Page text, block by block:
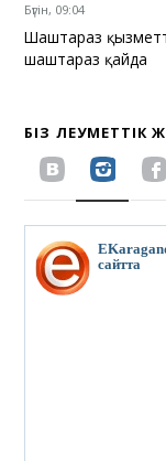
Бүгін, 09:04
Шаштараз
шаштараз қайда
БІЗ ӘЛЕУМЕТТІК
сайтта